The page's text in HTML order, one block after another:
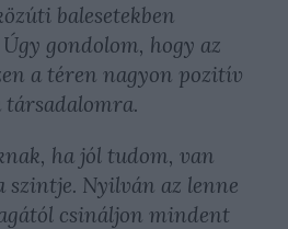
balesetekben
gondolom, hogy az
a téren nagyon pozitív
társadalomra.
ha jól tudom, van
szintje. Nyilván az lenne
csináljon mindent